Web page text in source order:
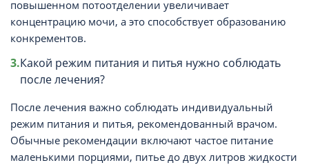
повышенном потоотделении увеличивает
концентрацию мочи, а это способствует образованию
конкрементов.
Какой режим питания и питья нужно соблюдать
после лечения?
После лечения важно соблюдать индивидуальный
режим питания и питья, рекомендованный врачом.
Обычные рекомендации включают частое питание
маленькими порциями, питье до двух литров жидкости